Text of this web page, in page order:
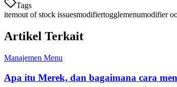
Tags
itemout of stock issuesmodifiertogglemenumodifier
Artikel Terkait
Manajemen Menu
Apa itu Merek, dan bagaimana cara